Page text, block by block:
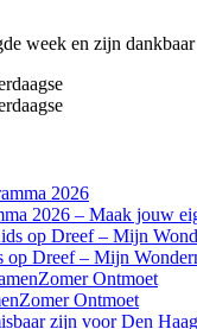
week en zijn
2026 – Maak jouw
op Dreef – Mijn
Ontmoet